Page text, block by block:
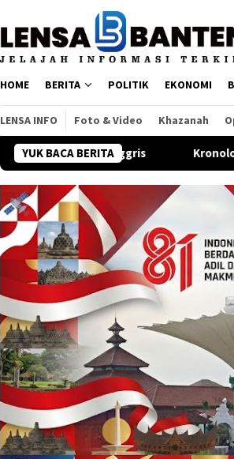
HOME BERITA POLITIK EKONOMI
LENSA INFO Foto & Video Khazanah
YUK BACA BERITAKronologi Dugaan Intimidasi